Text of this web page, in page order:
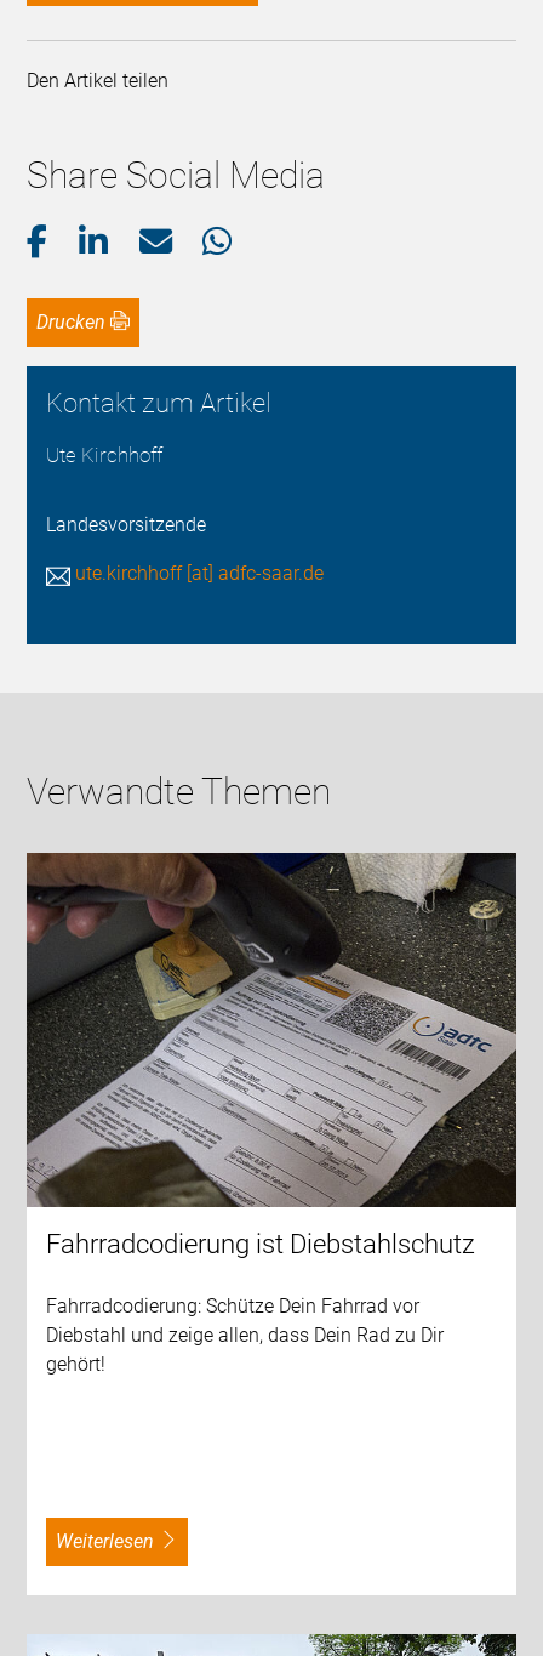
Den Artikel teilen
Share Social Media
Drucken
Kontakt zum Artikel
Ute Kirchhoff
Landesvorsitzende
ute.kirchhoff [at] adfc-saar.de
Verwandte Themen
Fahrradcodierung ist Diebstahlschutz
Fahrradcodierung: Schütze Dein Fahrrad vor
Diebstahl und zeige allen, dass Dein Rad zu Dir
gehört!
weiterlesen